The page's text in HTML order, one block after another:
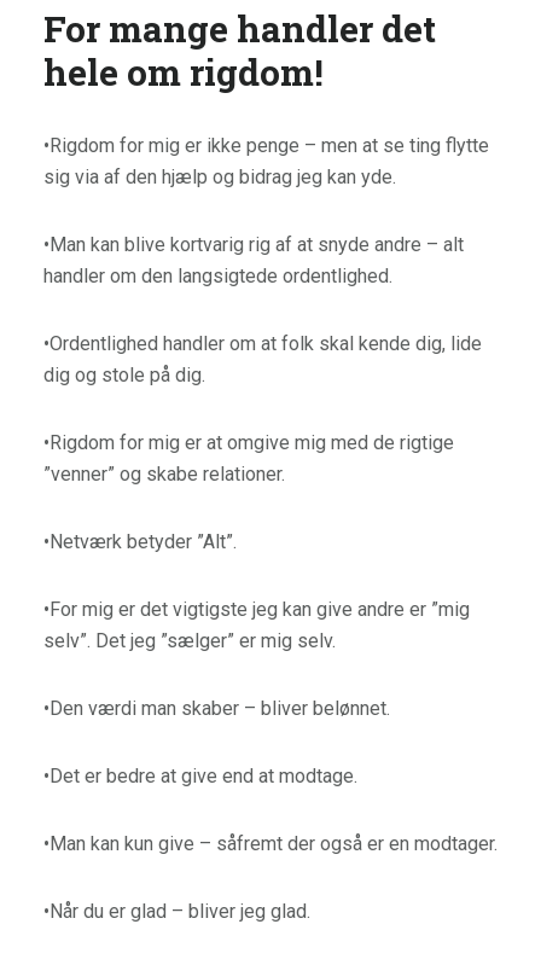
For mange handler det
hele om rigdom!
•Rigdom for mig er ikke penge – men at se ting flytte
sig via af den hjælp og bidrag jeg kan yde.
•Man kan blive kortvarig rig af at snyde andre – alt
handler om den langsigtede ordentlighed.
•Ordentlighed handler om at folk skal kende dig, lide
dig og stole på dig.
•Rigdom for mig er at omgive mig med de rigtige
”venner” og skabe relationer.
•Netværk betyder ”Alt”.
•For mig er det vigtigste jeg kan give andre er ”mig
selv”. Det jeg ”sælger” er mig selv.
•Den værdi man skaber – bliver belønnet.
•Det er bedre at give end at modtage.
•Man kan kun give – såfremt der også er en modtager.
•Når du er glad – bliver jeg glad.